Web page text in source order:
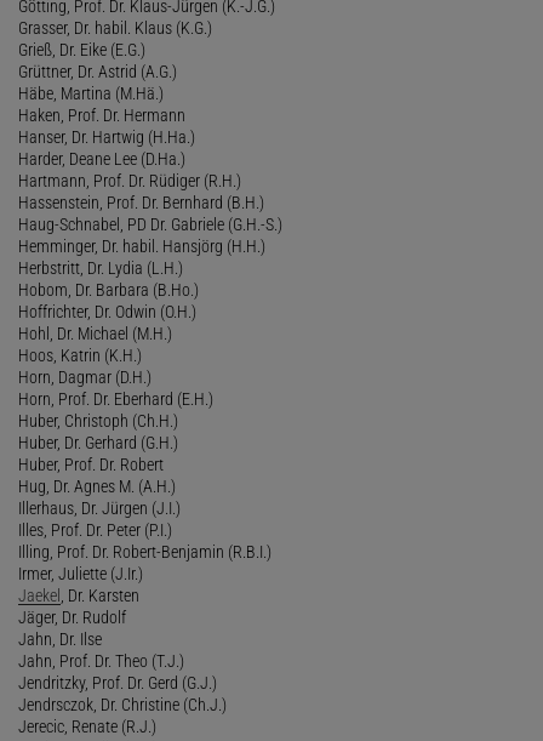
Götting, Prof. Dr. Klaus-Jürgen (K.-J.G.)
Grasser, Dr. habil. Klaus (K.G.)
Grieß, Dr. Eike (E.G.)
Grüttner, Dr. Astrid (A.G.)
Häbe, Martina (M.Hä.)
Haken, Prof. Dr. Hermann
Hanser, Dr. Hartwig (H.Ha.)
Harder, Deane Lee (D.Ha.)
Hartmann, Prof. Dr. Rüdiger (R.H.)
Hassenstein, Prof. Dr. Bernhard (B.H.)
Haug-Schnabel, PD Dr. Gabriele (G.H.-S.)
Hemminger, Dr. habil. Hansjörg (H.H.)
Herbstritt, Dr. Lydia (L.H.)
Hobom, Dr. Barbara (B.Ho.)
Hoffrichter, Dr. Odwin (O.H.)
Hohl, Dr. Michael (M.H.)
Hoos, Katrin (K.H.)
Horn, Dagmar (D.H.)
Horn, Prof. Dr. Eberhard (E.H.)
Huber, Christoph (Ch.H.)
Huber, Dr. Gerhard (G.H.)
Huber, Prof. Dr. Robert
Hug, Dr. Agnes M. (A.H.)
Illerhaus, Dr. Jürgen (J.I.)
Illes, Prof. Dr. Peter (P.I.)
Illing, Prof. Dr. Robert-Benjamin (R.B.I.)
Irmer, Juliette (J.Ir.)
Jaekel , Dr. Karsten
Jäger, Dr. Rudolf
Jahn, Dr. Ilse
Jahn, Prof. Dr. Theo (T.J.)
Jendritzky, Prof. Dr. Gerd (G.J.)
Jendrsczok, Dr. Christine (Ch.J.)
Jerecic, Renate (R.J.)